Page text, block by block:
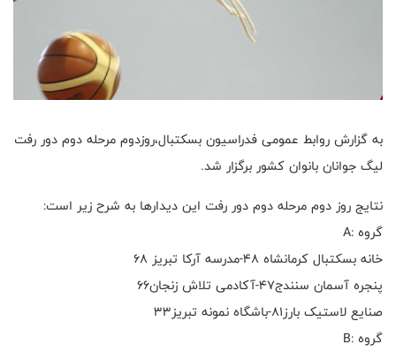
به گزارش روابط عمومی فدراسیون بسکتبال،روزدوم مرحله دوم دور رفت
لیگ جوانان بانوان کشور برگزار شد.
نتایج روز دوم مرحله دوم دور رفت این دیدارها به شرح زیر است:
گروه :A
خانه بسکتبال کرمانشاه ۴۸-مدرسه آرکا تبریز ۶۸
پنجره آسمان سنندج۴۷-آکادمی تلاش زنجان۶۶
صنایع لاستیک بارز۸۱-باشگاه نمونه تبریز۳۳
گروه :B